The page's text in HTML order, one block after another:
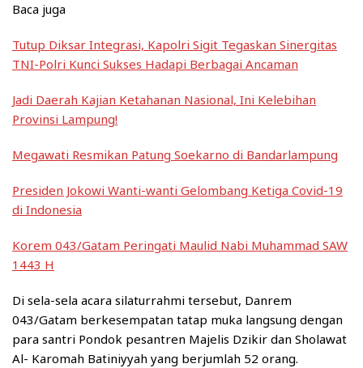
Baca juga
Tutup Diksar Integrasi, Kapolri Sigit Tegaskan Sinergitas
TNI-Polri Kunci Sukses Hadapi Berbagai Ancaman
Jadi Daerah Kajian Ketahanan Nasional, Ini Kelebihan
Provinsi Lampung!
Megawati Resmikan Patung Soekarno di Bandarlampung
Presiden Jokowi Wanti-wanti Gelombang Ketiga Covid-19
di Indonesia
Korem 043/Gatam Peringati Maulid Nabi Muhammad SAW
1443 H
Di sela-sela acara silaturrahmi tersebut, Danrem
043/Gatam berkesempatan tatap muka langsung dengan
para santri Pondok pesantren Majelis Dzikir dan Sholawat
Al- Karomah Batiniyyah yang berjumlah 52 orang.